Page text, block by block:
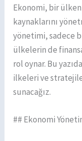
Ekonomi, bir
kaynaklarını
yönetimi, sadece
ülkelerin de
rol oynar. Bu
ilkeleri ve
sunacağız.
## Ekonomi